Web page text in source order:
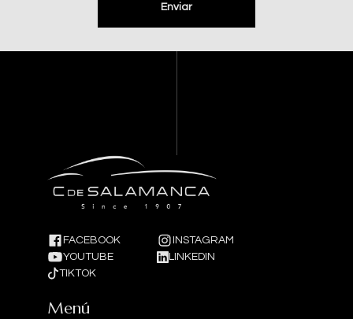
Enviar
FACEBOOK
INSTAGRAM
YOUTUBE
LINKEDIN
TIKTOK
Menú